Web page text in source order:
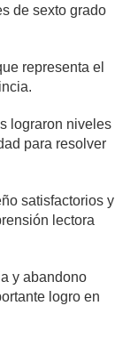
de sexto grado
representa el
lograron niveles
para resolver
satisfactorios y
lectora
y abandono
logro en